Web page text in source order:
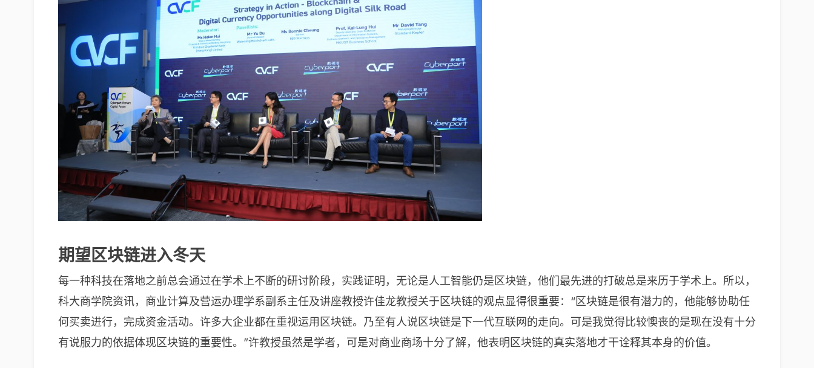
期望区块链进入冬天
每一种科技在落地之前总会通过在学术上不断的研讨阶段，实践证明，无论是人工智能仍是区块链，他们最先进的打破总是来历于学术上。所以，
科大商学院资讯，商业计算及营运办理学系副系主任及讲座教授许佳龙教授关于区块链的观点显得很重要：“区块链是很有潜力的，他能够协助任
何买卖进行，完成资金活动。许多大企业都在重视运用区块链。乃至有人说区块链是下一代互联网的走向。可是我觉得比较懊丧的是现在没有十分
有说服力的依据体现区块链的重要性。”许教授虽然是学者，可是对商业商场十分了解，他表明区块链的真实落地才干诠释其本身的价值。